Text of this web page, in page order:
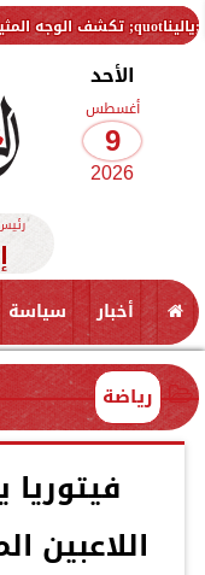
الأحد
أغسطس
9
2026
أخبار سياسة
رياضة
اللاعبين